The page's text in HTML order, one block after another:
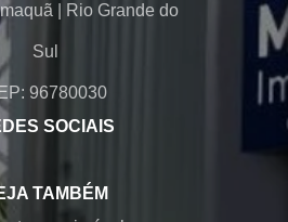
Rio Grande do
Sul
96780030
SOCIAIS
TAMBÉM